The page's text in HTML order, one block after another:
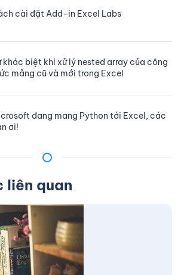
cài đặt Add-in Excel Labs
khác biệt khi xử lý nested array của công
mảng cũ và mới trong Excel
đang mang Python tới Excel, các
ơi!
liên quan